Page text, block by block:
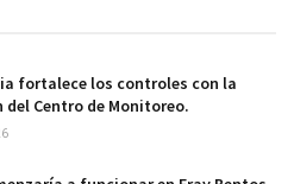
fortalece los controles con la
Centro de Monitoreo.